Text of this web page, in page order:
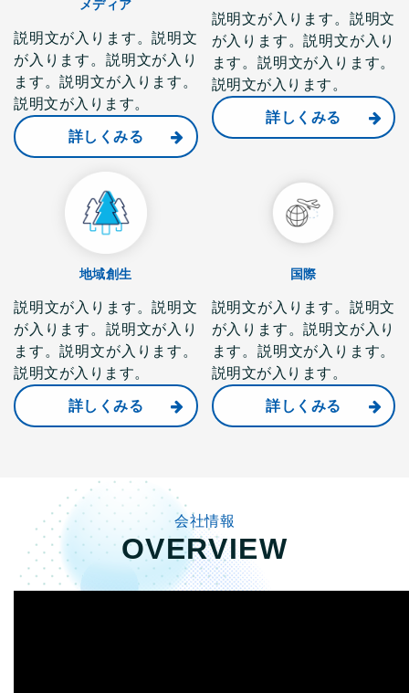
メディア
説明文が入ります。説明文
が入ります。説明文が入り
ます。説明文が入ります。
説明文が入ります。
詳しくみる
説明文が入ります。説明文
が入ります。説明文が入り
ます。説明文が入ります。
説明文が入ります。
詳しくみる
地域創生
説明文が入ります。説明文
が入ります。説明文が入り
ます。説明文が入ります。
説明文が入ります。
詳しくみる
国際
説明文が入ります。説明文
が入ります。説明文が入り
ます。説明文が入ります。
説明文が入ります。
詳しくみる
会社情報
OVERVIEW